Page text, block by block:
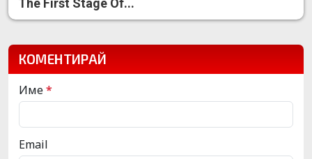
The First Stage Of...
КОМЕНТИРАЙ
Име*
Email